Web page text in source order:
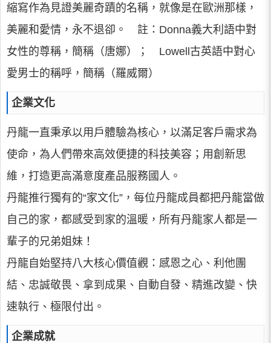
縮寫作為見證美麗奇蹟的名稱，就像是在歐洲那樣，
美麗和愛情，永不退卻。 註：Donna義大利語中對
女性的尊稱，簡稱（唐娜）； Lowell古英語中對心
愛男士的稱呼，簡稱（羅威爾）
企業文化
丹龍一直秉承以用戶體驗為核心，以滿足客戶需求為
使命，為人們帶來高效便捷的科技美容；用創新思
維，打造更高滿意度產品服務國人。
丹龍推行獨有的“家文化”，每位丹龍成員都把丹龍當做
自己的家，都感受到家的溫暖，所有丹龍家人都是一
輩子的兄弟姐妹！
丹龍自始堅持八大核心價值觀：感恩之心、利他團
結、忠誠敬畏、拿到成果、自動自發、精進改變、快
速執行、極限付出。
企業成就